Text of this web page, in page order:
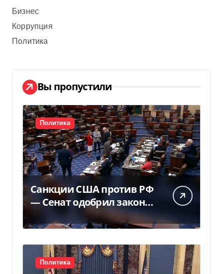
Бизнес
Коррупция
Политика
Вы пропустили
Политика
Санкции США против РФ
— Сенат одобрил закон
Грема — Фокус
Политика